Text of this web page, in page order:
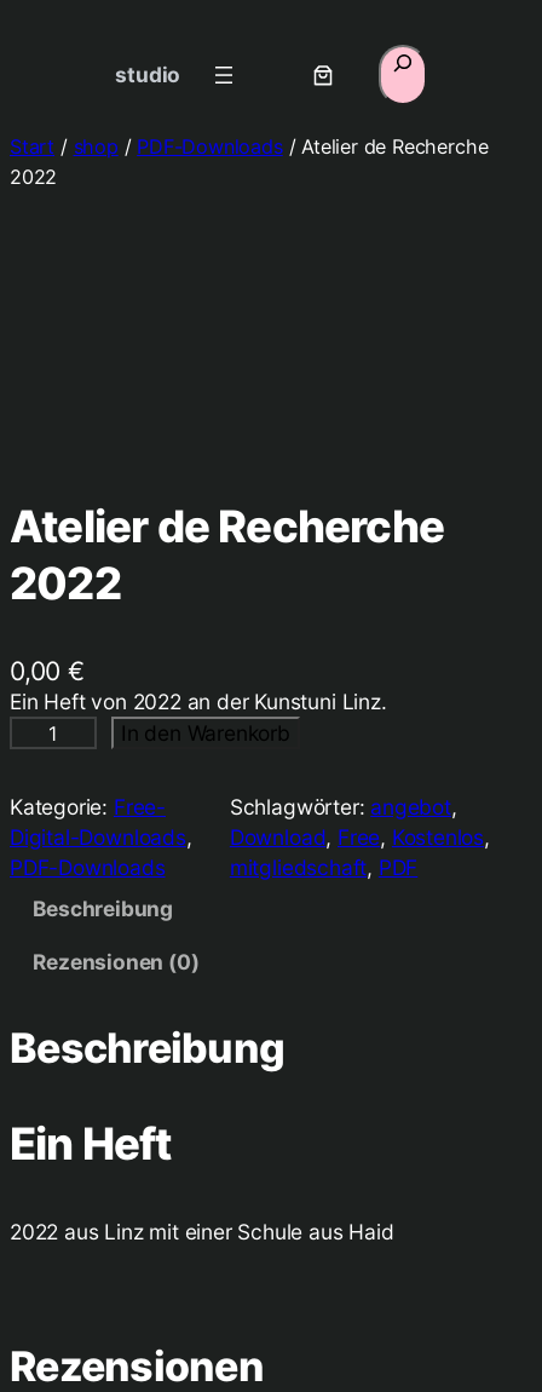
studio
Suchen
Start / shop / PDF-Downloads/ Atelier de Recherche
2022
Atelier de Recherche
2022
0,00€
Ein Heft von 2022 an der Kunstuni Linz.
l
i
e
e
c
e
r
e
2
In den Warenkorb
Kategorie: Free-
Digital-Downloads
PDF-Downloads
Schlagwörter: angebot
Download, Free, Kostenlos
mitgliedschaft, PDF
Beschreibung
Rezensionen (0)
Beschreibung
Ein Heft
2022 aus Linz mit einer Schule aus Haid
Rezensionen